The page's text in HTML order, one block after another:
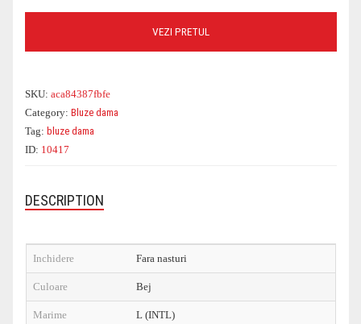
VEZI PRETUL
SKU: aca84387fbfe
Category: Bluze dama
Tag: bluze dama
ID: 10417
DESCRIPTION
Inchidere Fara nasturi
Culoare Bej
Marime L (INTL)